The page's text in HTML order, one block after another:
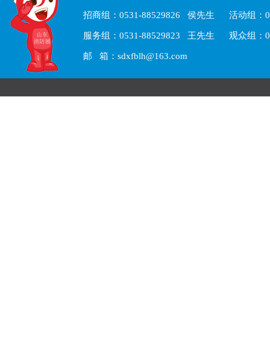
招商组：0531-88529826 侯先生 活动组：
服务组：0531-88529823 王先生 观众组：
邮 箱：sdxfblh@163.com